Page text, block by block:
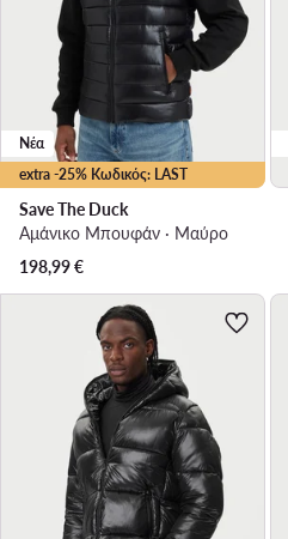
extra -25% Κωδικός: LAST
Νέα
Save The Duck
Αμάνικο Μπουφάν · Μαύρο
198,99€